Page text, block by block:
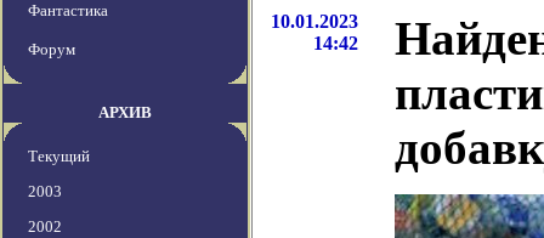
Фантастика
Форум
АРХИВ
Текущий
2003
2002
10.01.2023
14:42